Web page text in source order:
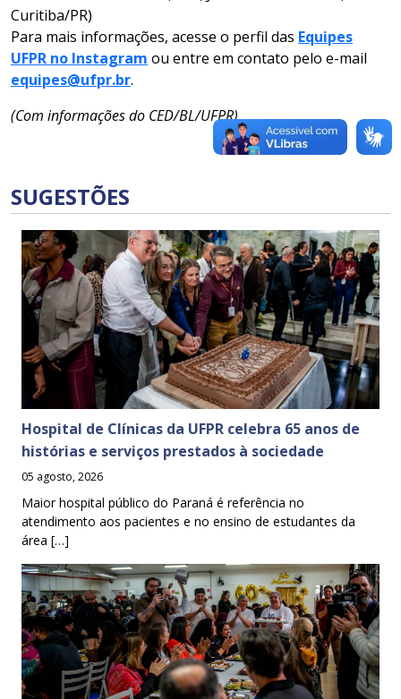
Curitiba/PR)
Para mais informações, acesse o perfil das Equipes
UFPR no Instagram ou entre em contato pelo e-mail
equipes@ufpr.br.
(Com informações do CED/BL/UFPR)
SUGESTÕES
Hospital de Clínicas da UFPR celebra 65 anos de
histórias e serviços prestados à sociedade
05 agosto, 2026
Maior hospital público do Paraná é referência no
atendimento aos pacientes e no ensino de estudantes da
área […]